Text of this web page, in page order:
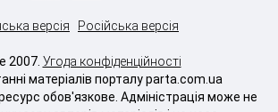
версія Російська версія
2007. Угода конфіденційності
матеріалів порталу parta.com.ua
обов'язкове. Адміністрація може не